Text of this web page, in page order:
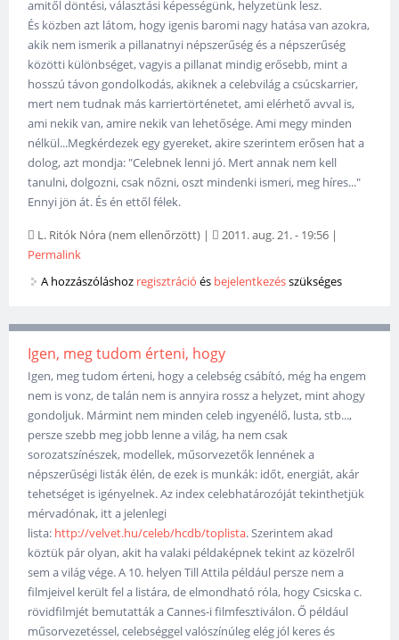
amitől döntési, választási képességünk, helyzetünk lesz.
És közben azt látom, hogy igenis baromi nagy hatása van azokra,
akik nem ismerik a pillanatnyi népszerűség és a népszerűség
közötti különbséget, vagyis a pillanat mindig erősebb, mint a
hosszú távon gondolkodás, akiknek a celebvilág a csúcskarrier,
mert nem tudnak más karriertörténetet, ami elérhető avval is,
ami nekik van, amire nekik van lehetősége. Ami megy minden
nélkül...Megkérdezek egy gyereket, akire szerintem erősen hat a
dolog, azt mondja: "Celebnek lenni jó. Mert annak nem kell
tanulni, dolgozni, csak nőzni, oszt mindenki ismeri, meg híres..."
Ennyi jön át. És én ettől félek.
L. Ritók Nóra (nem ellenőrzött) | 2011. aug. 21. - 19:56 |
Permalink
A hozzászóláshoz regisztráció és bejelentkezésszükséges
Igen, meg tudom érteni, hogy
Igen, meg tudom érteni, hogy a celebség csábító, még ha engem
nem is vonz, de talán nem is annyira rossz a helyzet, mint ahogy
gondoljuk. Mármint nem minden celeb ingyenélő, lusta, stb...,
persze szebb meg jobb lenne a világ, ha nem csak
sorozatszínészek, modellek, műsorvezetők lennének a
népszerűségi listák élén, de ezek is munkák: időt, energiát, akár
tehetséget is igényelnek. Az index celebhatározóját tekinthetjük
mérvadónak, itt a jelenlegi
lista: http://velvet.hu/celeb/hcdb/toplista. Szerintem akad
köztük pár olyan, akit ha valaki példaképnek tekint az közelről
sem a világ vége. A 10. helyen Till Attila például persze nem a
filmjeivel került fel a listára, de elmondható róla, hogy Csicska c.
rövidfilmjét bemutatták a Cannes-i filmfesztiválon. Ő például
műsorvezetéssel, celebséggel valószínúleg elég jól keres és